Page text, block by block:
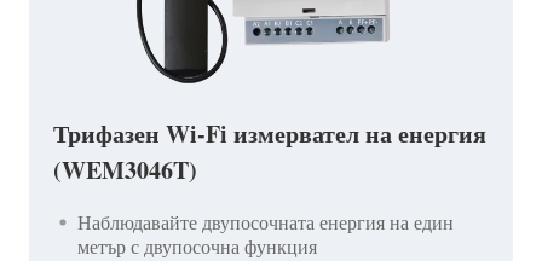
Трифазен Wi-Fi измервател на енергия
(WEM3046T)
Наблюдавайте двупосочната енергия на един
метър с двупосочна функция